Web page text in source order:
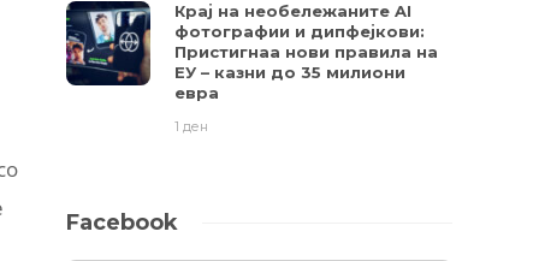
Крај на необележаните AI
фотографии и дипфејкови:
Пристигнаа нови правила на
ЕУ – казни до 35 милиони
евра
1 ден
Facebook